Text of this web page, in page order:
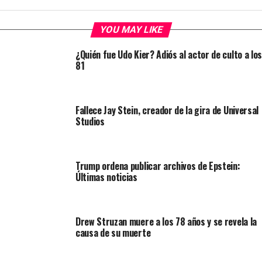
YOU MAY LIKE
¿Quién fue Udo Kier? Adiós al actor de culto a los
81
Fallece Jay Stein, creador de la gira de Universal
Studios
Trump ordena publicar archivos de Epstein:
Últimas noticias
Drew Struzan muere a los 78 años y se revela la
causa de su muerte